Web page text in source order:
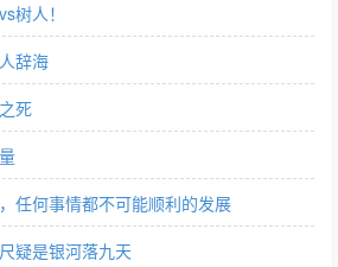
树人！
辞海
死
任何事情都不可能顺利的发展
疑是银河落九天